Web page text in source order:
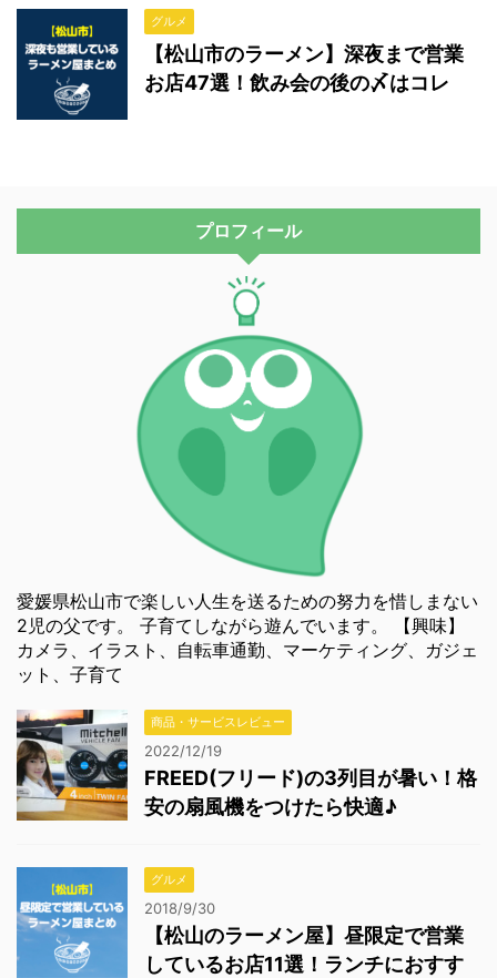
グルメ
【松山市のラーメン】深夜まで営業
お店47選！飲み会の後の〆はコレ
プロフィール
愛媛県松山市で楽しい人生を送るための努力を惜しまない
2児の父です。 子育てしながら遊んでいます。 【興味】
カメラ、イラスト、自転車通勤、マーケティング、ガジェ
ット、子育て
商品・サービスレビュー
2022/12/19
FREED(フリード)の3列目が暑い！格
安の扇風機をつけたら快適♪
グルメ
2018/9/30
【松山のラーメン屋】昼限定で営業
しているお店11選！ランチにおすす